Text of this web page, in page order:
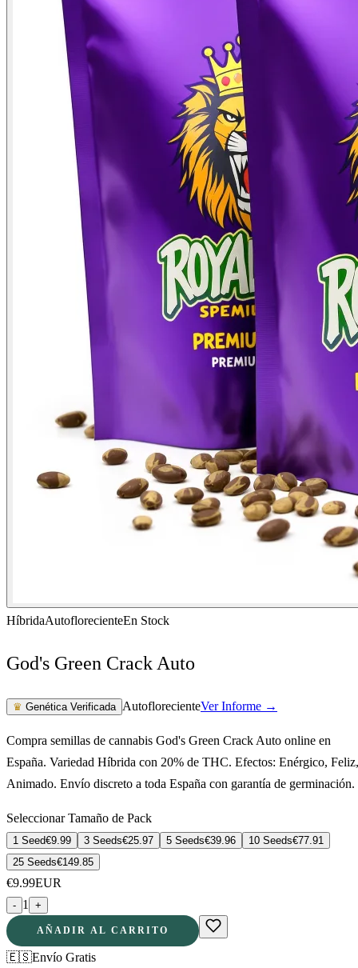
HíbridaAutoflorecienteEn Stock
God's Green Crack Auto
♛ Genética Verificada AutoflorecienteVer Informe →
Compra semillas de cannabis God's Green Crack Auto online en
España. Variedad Híbrida con 20% de THC. Efectos: Enérgico, Feliz,
Animado. Envío discreto a toda España con garantía de germinación.
Seleccionar Tamaño de Pack
1 Seed€9.99 3 Seeds€25.97 5 Seeds€39.96 10 Seeds€77.91
25 Seeds€149.85
€9.99EUR
- 1 +
AÑADIR AL CARRITO
🇪🇸Envío Gratis